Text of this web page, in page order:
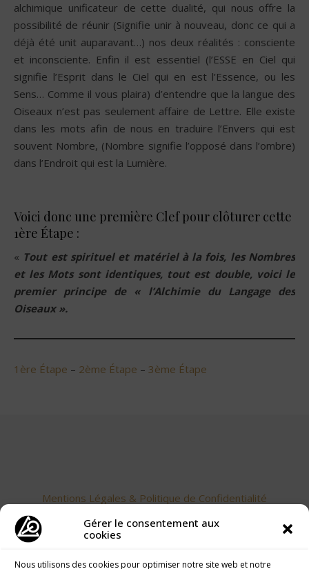
Gérer le consentement aux
cookies
Nous utilisons des cookies pour optimiser notre site web et notre
alchimique unificateur de cette dualité, qui nous offre la
possibilité de réunir (Signifie unir à nouveau, donc ce qui a
déjà été unit auparavant…) nos deux réalités : consciente
et inconsciente. Enfin il est essentiel (l’ESSE en Ciel qui
signifie l’Esprit dans le Ciel qui en est l’Essence, ou les
Sens… Comme il vous plaira) d’entendre que la langue des
Oiseaux n’est pas seulement affaire de Lettre. Elle existe
dans les mots afin de nous en traduire l’Envers qui est
souvent Nombre, (Nombre signifie l’opposé dans l’ombre)
dans l’Endroit qui est la Lumière.
Voici donc une première Clef pour clôturer cette
1ère Étape :
« Tout est spirituel et matériel à la fois, les Nombres
et les Mots sont identiques, tout est double, voici le
premier principe de « l’Alchimie du Langage des
Oiseaux ».
1ère Étape – 2ème Étape – 3ème Étape
Mentions Légales & Politique de Confidentialité